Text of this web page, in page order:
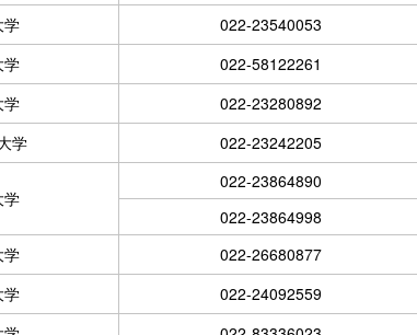
学
022-23540053
学
022-58122261
学
022-23280892
学 022-23242205
学
022-23864890
022-23864998
学
022-26680877
学
022-24092559